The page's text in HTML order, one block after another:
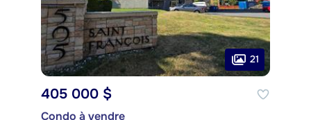
21
405 000 $
Condo à vendre